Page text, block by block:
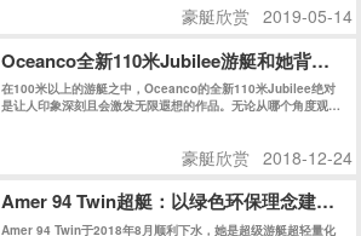
豪艇欣赏 2019-05-14
Oceanco全新110米Jubilee游艇和她背后的
在100米以上的游艇之中，Oceanco的全新110米Jubilee绝对
是让人印象深刻且会激发无限遐想的作品。无论从哪个角度观
豪艇欣赏 2018-12-24
Amer 94 Twin超艇：以绿色环保理念建造的
Amer 94 Twin于2018年8月顺利下水，她是超级游艇超轻量化